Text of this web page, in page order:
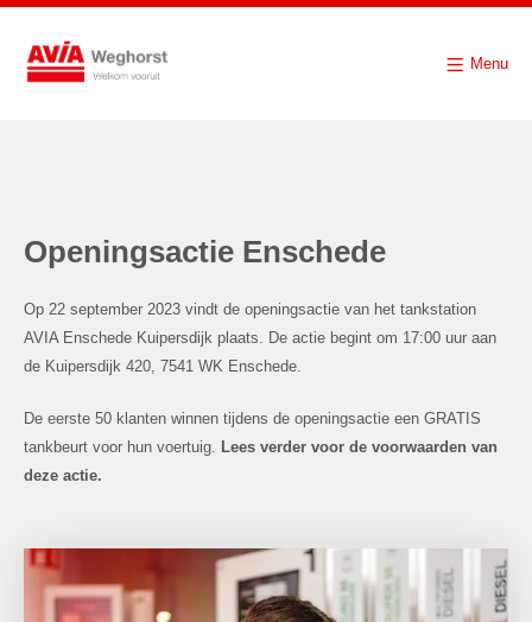
Menu
Openingsactie Enschede
Op 22 september 2023 vindt de openingsactie van het tankstation
AVIA Enschede Kuipersdijk plaats. De actie begint om 17:00 uur aan
de Kuipersdijk 420, 7541 WK Enschede.
De eerste 50 klanten winnen tijdens de openingsactie een GRATIS
tankbeurt voor hun voertuig.
Lees verder voor de voorwaarden van
deze actie.